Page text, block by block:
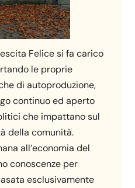
Felice si fa carico
le proprie
di autoproduzione,
continuo ed aperto
che impattano sul
della comunità.
all’economia del
conoscenze per
esclusivamente